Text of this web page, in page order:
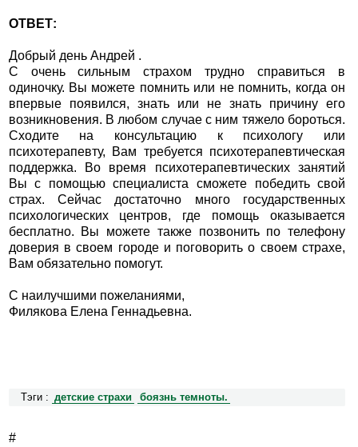
ОТВЕТ:
Добрый день Андрей .
С очень сильным страхом трудно справиться в
одиночку. Вы можете помнить или не помнить, когда он
впервые появился, знать или не знать причину его
возникновения. В любом случае с ним тяжело бороться.
Сходите на консультацию к психологу или
психотерапевту, Вам требуется психотерапевтическая
поддержка. Во время психотерапевтических занятий
Вы с помощью специалиста сможете победить свой
страх. Сейчас достаточно много государственных
психологических центров, где помощь оказывается
бесплатно. Вы можете также позвонить по телефону
доверия в своем городе и поговорить о своем страхе,
Вам обязательно помогут.
С наилучшими пожеланиями,
Филякова Елена Геннадьевна.
Тэги : детские страхи боязнь темноты.
#